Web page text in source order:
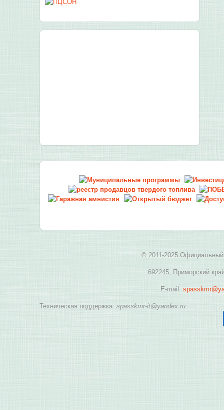
© 2011-2025 Официальный
692245, Приморский
E-mail:
Техническая поддержка: spasskmr-it@yandex.ru